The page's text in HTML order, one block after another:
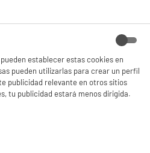
establecer estas cookies en
pueden utilizarlas para crear un perfil
publicidad relevante en otros sitios
tu publicidad estará menos dirigida.